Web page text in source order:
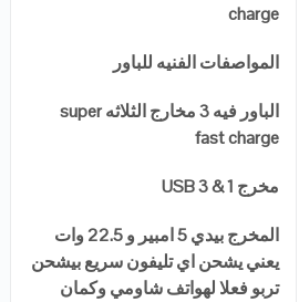
charge
المواصفات الفنيه للباور
الباور فيه 3 مخارج الثلاثه super
fast charge
مخرج 1 & 3 USB
المخرج بيدي 5 امبير و 22.5 وات
يعني يشحن اي تليفون سريع بيشحن
تربو فعلا لهواتف شاومي وكمان